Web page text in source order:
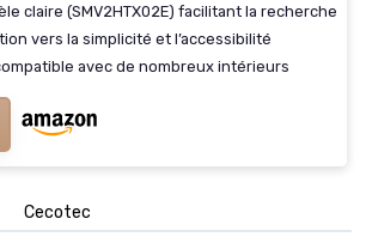
claire (SMV2HTX02E) facilitant la recherche
vers la simplicité et l’accessibilité
avec de nombreux intérieurs
Cecotec